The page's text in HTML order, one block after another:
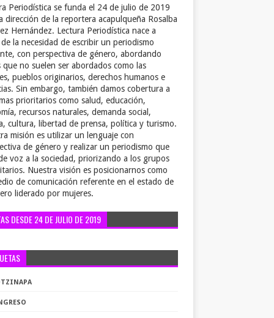
Periodística se funda el 24 de julio de 2019
dirección de la reportera acapulqueña Rosalba
Hernández. Lectura Periodística nace a
la necesidad de escribir un periodismo
con perspectiva de género, abordando
que no suelen ser abordados como las
pueblos originarios, derechos humanos e
Sin embargo, también damos cobertura a
prioritarios como salud, educación,
recursos naturales, demanda social,
cultura, libertad de prensa, política y turismo.
misión es utilizar un lenguaje con
de género y realizar un periodismo que
voz a la sociedad, priorizando a los grupos
Nuestra visión es posicionarnos como
de comunicación referente en el estado de
liderado por mujeres.
DESDE 24 DE JULIO DE 2019